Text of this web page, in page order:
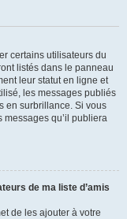
certains utilisateurs du
listés dans le panneau
leur statut en ligne et
les messages publiés
en surbrillance. Si vous
messages qu’il publiera
de ma liste d’amis
de les ajouter à votre